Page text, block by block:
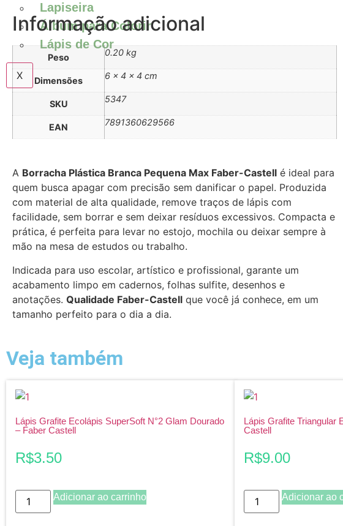
Lapiseira
Álbum para Colorir
Lápis de Cor
X
Informação adicional
Peso 0.20 kg
Dimensões 6 × 4 × 4 cm
SKU 5347
EAN 7891360629566
A Borracha Plástica Branca Pequena Max Faber-Castell é ideal para
quem busca apagar com precisão sem danificar o papel. Produzida
com material de alta qualidade, remove traços de lápis com
facilidade, sem borrar e sem deixar resíduos excessivos. Compacta e
prática, é perfeita para levar no estojo, mochila ou deixar sempre à
mão na mesa de estudos ou trabalho.
Indicada para uso escolar, artístico e profissional, garante um
acabamento limpo em cadernos, folhas sulfite, desenhos e
anotações. Qualidade Faber-Castell que você já conhece, em um
tamanho perfeito para o dia a dia.
Veja também
Lápis Grafite Ecolápis SuperSoft N°2 Glam Dourado
– Faber Castell
R$3.50
Adicionar ao carrinho
Lápis Grafite Triangular
Castell
R$9.00
Adicionar ao